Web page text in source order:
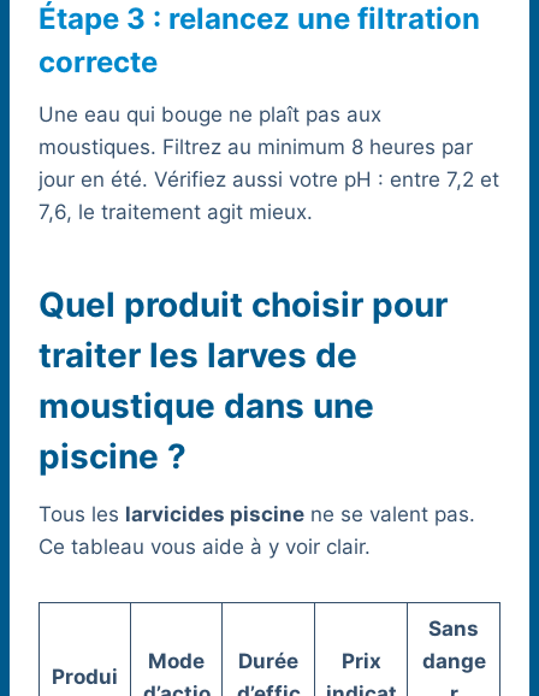
Étape 3 : relancez une filtration
correcte
Une eau qui bouge ne plaît pas aux
moustiques. Filtrez au minimum 8 heures par
jour en été. Vérifiez aussi votre pH : entre 7,2 et
7,6, le traitement agit mieux.
Quel produit choisir pour
traiter les larves de
moustique dans une
piscine ?
Tous les larvicides piscine ne se valent pas.
Ce tableau vous aide à y voir clair.
Produi
Mode
Durée
Prix
Sans
dange